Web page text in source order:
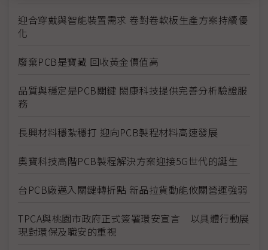
迎合穿戴與智能裝置需求 卷對卷軟板生產方案持續優
化
廢棄PCB是寶藏 回收黃金價值高
品質與穩定是PCB關鍵 閎康科技提供完善分析驗證服
務
長興材料穩紮穩打 迎向PCB製程材料高速發展
奧寶科技高階PCB製程解決方案迎接5G世代的誕生
台PCB廠邁入關鍵轉折點 新品拉貨動能攸關營運強弱
TPCA與桃園市政府正式簽署環安宣言 以具體行動展
現對環保及職安的重視